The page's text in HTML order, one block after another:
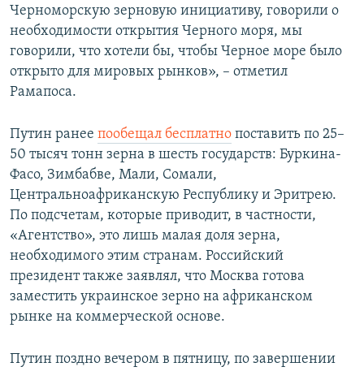
Черноморскую зерновую инициативу, говорили о
необходимости открытия Черного моря, мы
говорили, что хотели бы, чтобы Черное море было
открыто для мировых рынков», – отметил
Рамапоса.
Путин ранее пообещал бесплатно поставить по 25–
50 тысяч тонн зерна в шесть государств: Буркина-
Фасо, Зимбабве, Мали, Сомали,
Центральноафриканскую Республику и Эритрею.
По подсчетам, которые приводит, в частности,
«Агентство», это лишь малая доля зерна,
необходимого этим странам. Российский
президент также заявлял, что Москва готова
заместить украинское зерно на африканском
рынке на коммерческой основе.
Путин поздно вечером в пятницу, по завершении